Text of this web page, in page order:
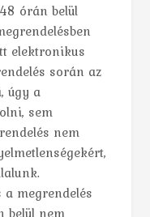
órán belül
elektronikus
során az
úgy a
sem
nem
megrendelés